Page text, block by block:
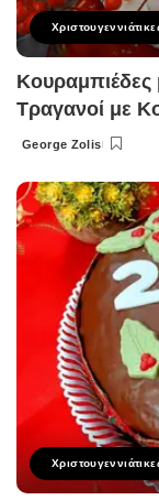
Τραγανοί με
Posted
George Zolis